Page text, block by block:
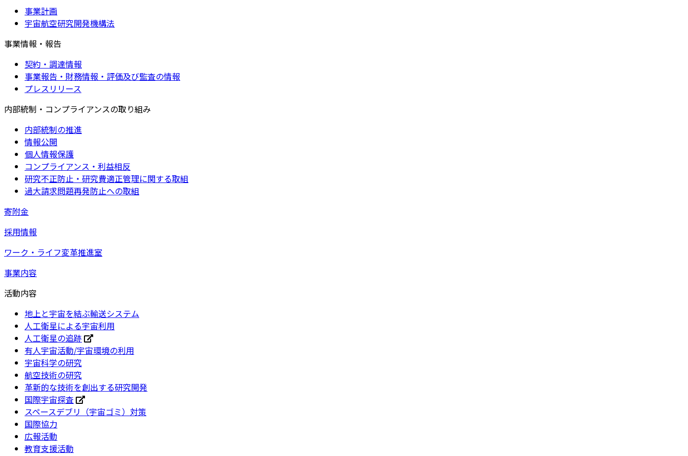
事業計画
宇宙航空研究開発機構法
事業情報・報告
契約・調達情報
事業報告・財務情報・評価及び監査の情報
プレスリリース
内部統制・コンプライアンスの取り組み
内部統制の推進
情報公開
個人情報保護
コンプライアンス・利益相反
研究不正防止・研究費適正管理に関する取組
過大請求問題再発防止への取組
寄附金
採用情報
ワーク・ライフ変革推進室
事業内容
活動内容
地上と宇宙を結ぶ輸送システム
人工衛星による宇宙利用
人工衛星の追跡
有人宇宙活動/宇宙環境の利用
宇宙科学の研究
航空技術の研究
革新的な技術を創出する研究開発
国際宇宙探査
スペースデブリ（宇宙ゴミ）対策
国際協力
広報活動
教育支援活動